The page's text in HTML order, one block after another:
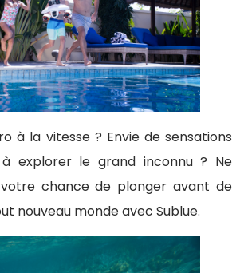
à la vitesse ? Envie de sensations
explorer le grand inconnu ? Ne
chance de plonger avant de
nouveau monde avec Sublue.